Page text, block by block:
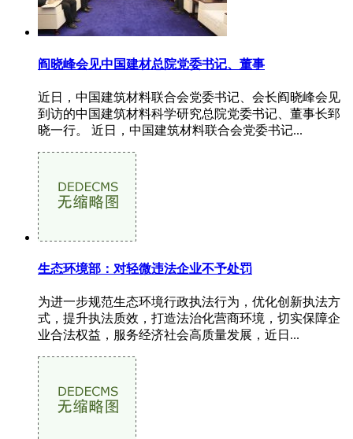
阎晓峰会见中国建材总院党委书记、董事
近日，中国建筑材料联合会党委书记、会长阎晓峰会见
到访的中国建筑材料科学研究总院党委书记、董事长郅
晓一行。 近日，中国建筑材料联合会党委书记...
生态环境部：对轻微违法企业不予处罚
为进一步规范生态环境行政执法行为，优化创新执法方
式，提升执法质效，打造法治化营商环境，切实保障企
业合法权益，服务经济社会高质量发展，近日...